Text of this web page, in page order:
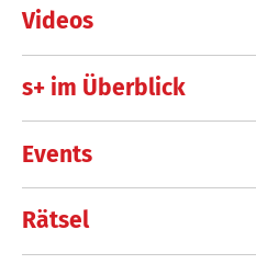
Videos
s+ im Überblick
Events
Rätsel